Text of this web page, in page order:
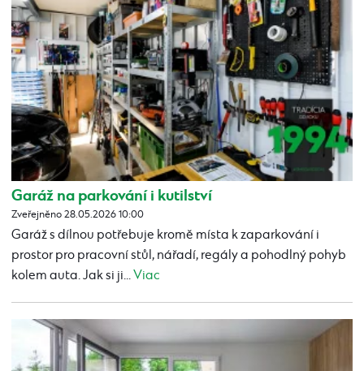
Garáž na parkování i kutilství
Zveřejněno 28.05.2026 10:00
Garáž s dílnou potřebuje kromě místa k zaparkování i
prostor pro pracovní stůl, nářadí, regály a pohodlný pohyb
kolem auta. Jak si ji...Viac